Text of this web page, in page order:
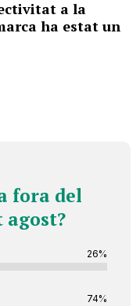
a la
ha estat un
fora del
agost?
26%
74%